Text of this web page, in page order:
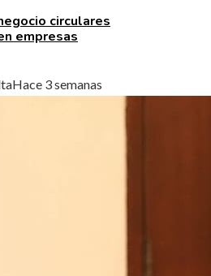
circulares
empresas
Hace 3 semanas